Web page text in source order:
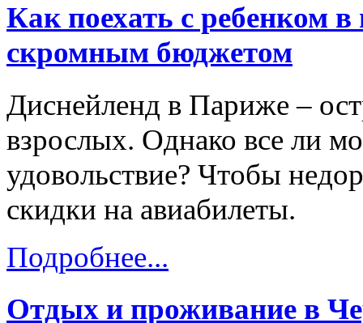
Как поехать с ребенком
скромным бюджетом
Диснейленд в Париже –
взрослых. Однако все ли
удовольствие? Чтобы
скидки на авиабилеты.
Подробнее...
Отдых и проживание в